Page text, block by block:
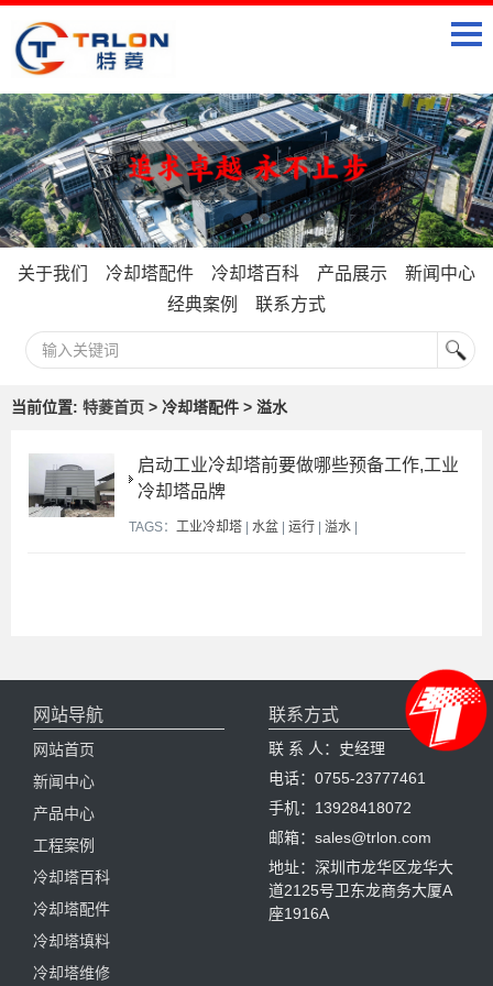
关于我们 冷却塔配件 冷却塔百科 产品展示
新闻中心
经典案例
联系方式
当前位置: 特菱首页 > 冷却塔配件 > 溢水
启动工业冷却塔前要做哪些预备工作,工业
冷却塔品牌
TAGS： 工业冷却塔 | 水盆 | 运行 | 溢水 |
网站导航
网站首页
新闻中心
产品中心
工程案例
冷却塔百科
冷却塔配件
冷却塔填料
冷却塔维修
联系方式
联 系 人：史经理
电话：0755-23777461
手机：13928418072
邮箱：sales@trlon.com
地址：深圳市龙华区龙华大
道2125号卫东龙商务大厦A
座1916A